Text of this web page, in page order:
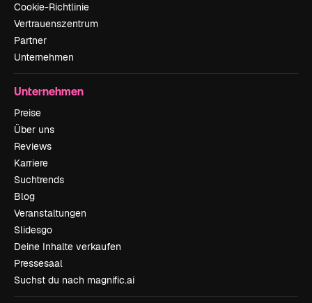
Cookie-Richtlinie
Vertrauenszentrum
Partner
Unternehmen
Unternehmen
Preise
Über uns
Reviews
Karriere
Suchtrends
Blog
Veranstaltungen
Slidesgo
Deine Inhalte verkaufen
Pressesaal
Suchst du nach magnific.ai